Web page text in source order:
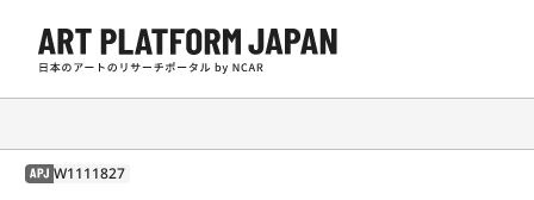
APJ W1111827